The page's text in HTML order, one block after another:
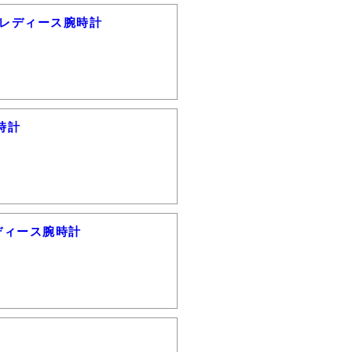
ディース腕時計
計
ース腕時計